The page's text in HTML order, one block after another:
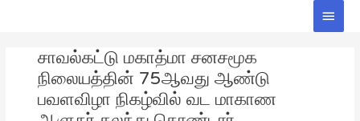
Main
சாவல்கட்டு மகாத்மா சனசமூக
நிலையத்தின் 75ஆவது ஆண்டு
பவளவிழா நிகழ்வில் வட மாகாண
navigation